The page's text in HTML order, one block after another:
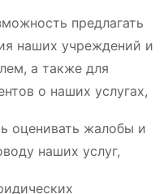
предлагать
наших учреждений и
а также для
о наших услугах,
оценивать жалобы и
наших услуг,